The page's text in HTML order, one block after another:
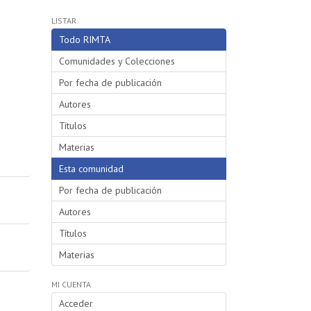
LISTAR
Todo RIMTA
Comunidades y Colecciones
Por fecha de publicación
Autores
Títulos
Materias
Esta comunidad
Por fecha de publicación
Autores
Títulos
Materias
MI CUENTA
Acceder